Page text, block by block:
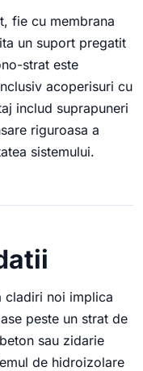
fie cu membrana
un suport pregatit
strat este
acoperisuri cu
includ suprapuneri
riguroasa a
sistemului.
cladiri noi implica
peste un strat de
sau zidarie
de hidroizolare